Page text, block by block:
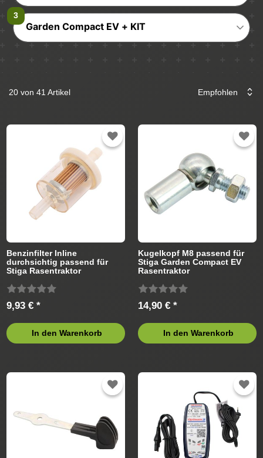
Garden Compact EV + KIT
20 von 41 Artikel
Benzinfilter Inline
durchsichtig passend für
Stiga Rasentraktor
9,93 € *
In den Warenkorb
Kugelkopf M8 passend für
Stiga Garden Compact EV
Rasentraktor
14,90 € *
In den Warenkorb